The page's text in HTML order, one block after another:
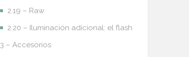
2.19 – Raw
2.20 – Iluminación adicional: el flash
3 – Accesorios